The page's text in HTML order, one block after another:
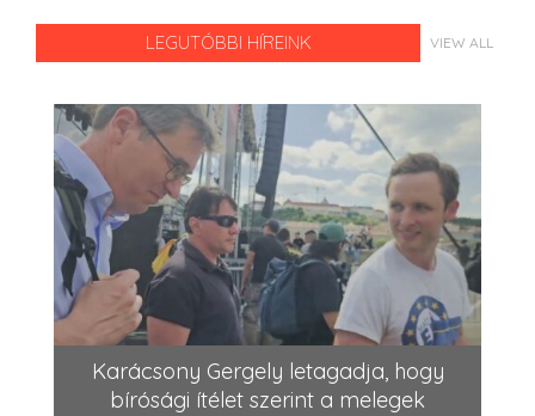
LEGUTÓBBI HÍREINK VIEW ALL
Karácsony Gergely letagadja, hogy
bírósági ítélet szerint a melegek